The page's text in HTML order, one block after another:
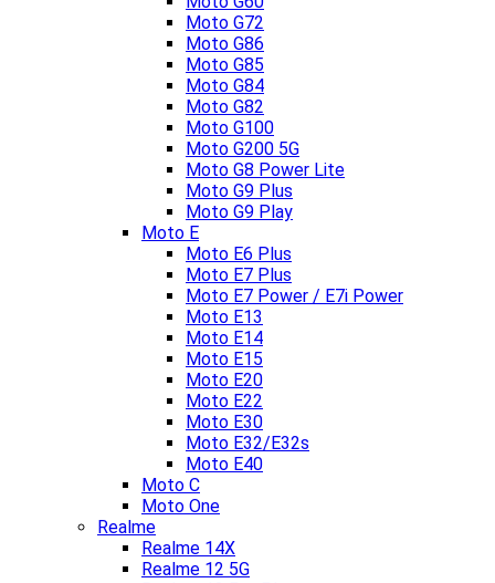
Moto G72
Moto G86
Moto G85
Moto G84
Moto G82
Moto G100
Moto G200 5G
Moto G8 Power Lite
Moto G9 Plus
Moto G9 Play
Moto E
Moto E6 Plus
Moto E7 Plus
Moto E7 Power / E7i Power
Moto E13
Moto E14
Moto E15
Moto E20
Moto E22
Moto E30
Moto E32/E32s
Moto E40
Moto C
Moto One
Realme
Realme 14X
Realme 12 5G